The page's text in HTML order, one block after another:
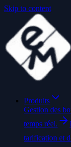
Skip to content
Produits
Gestion des
temps réel.
tarification et